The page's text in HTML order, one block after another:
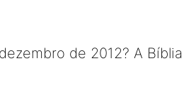
de 2012? A